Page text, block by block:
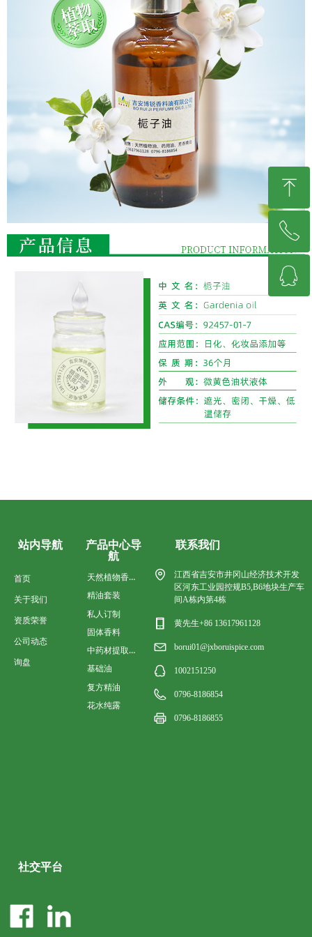
首页
关于我们
资质荣誉
公司动态
询盘
站内导航
天然植物香料油
精油套装
私人订制
固体香料
中药材提取香料油
基础油
复方精油
花水纯露
产品中心导
航
联系我们
江西省吉安市井冈山经济技术开发
区河东工业园控规B5,B6地块生产车
间A栋内第4栋
黄先生+86 13617961128
borui01@jxboruispice.com
1002151250
0796-8186854
0796-8186855
社交平台
ꁸ
回到顶部
ꂅ
13617961128
ꁗ
QQ客服